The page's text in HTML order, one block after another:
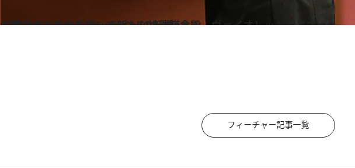
2023.9.29
「葬送のフリーレン」で新たな挑戦鎌倉殿、ヴァイオレット・エヴァーガーデンの作曲家Evan Callの転機
カルチャー
フィーチャー記事一覧